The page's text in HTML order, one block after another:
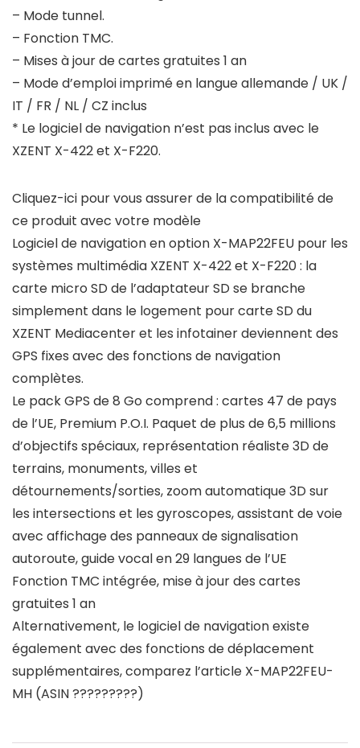
– Mode tunnel.
– Fonction TMC.
– Mises à jour de cartes gratuites 1 an
– Mode d’emploi imprimé en langue allemande / UK /
IT / FR / NL / CZ inclus
* Le logiciel de navigation n’est pas inclus avec le
XZENT X-422 et X-F220.
Cliquez-ici pour vous assurer de la compatibilité de
ce produit avec votre modèle
Logiciel de navigation en option X-MAP22FEU pour les
systèmes multimédia XZENT X-422 et X-F220 : la
carte micro SD de l’adaptateur SD se branche
simplement dans le logement pour carte SD du
XZENT Mediacenter et les infotainer deviennent des
GPS fixes avec des fonctions de navigation
complètes.
Le pack GPS de 8 Go comprend : cartes 47 de pays
de l’UE, Premium P.O.I. Paquet de plus de 6,5 millions
d’objectifs spéciaux, représentation réaliste 3D de
terrains, monuments, villes et
détournements/sorties, zoom automatique 3D sur
les intersections et les gyroscopes, assistant de voie
avec affichage des panneaux de signalisation
autoroute, guide vocal en 29 langues de l’UE
Fonction TMC intégrée, mise à jour des cartes
gratuites 1 an
Alternativement, le logiciel de navigation existe
également avec des fonctions de déplacement
supplémentaires, comparez l’article X-MAP22FEU-
MH (ASIN ?????????)